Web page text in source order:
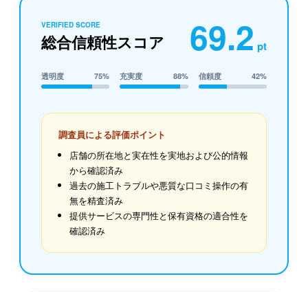
VERIFIED SCORE
総合信頼性スコア 69.2 pt
透明度 75% 充実度 88% 信頼度 42%
調査員による評価ポイント
店舗の所在地と実在性を実地および公的情報
から確認済み
過去の施工トラブルや悪質な口コミ操作の有
無を精査済み
提供サービスの専門性と保有資格の適合性を
確認済み